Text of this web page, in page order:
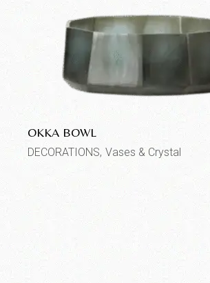
OKKA BOWL
DECORATIONS Vases & Crystal